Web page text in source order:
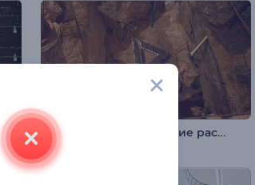
Интро: Археологические раскопки